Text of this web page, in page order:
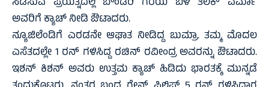
ಅವರಿಗೆ ಕ್ಯಾಚ್‌ ನೀಡಿ ಔಟಾದರು.
ನ್ಯೂಜಿಲೆಂಡಿಗೆ ಎರಡನೇ ಆಘಾತ ನೀಡಿದ್ದ ಬುಮ್ರಾ. ತಮ್ಮ ಮೊದಲ
ಎಸೆತದಲ್ಲೇ 1 ರನ್‌ ಗಳಿಸಿದ್ದ ರಚಿನ್‌ ರವೀಂದ್ರ ಅವರನ್ನು ಔಟಾದರು.
ಇಶನ್‌ ಕಿಶನ್‌ ಅವರು ಉತ್ತಮ ಕ್ಯಾಚ್‌ ಹಿಡಿದು ಭಾರತಕ್ಕೆ ಮುನ್ನಡೆ